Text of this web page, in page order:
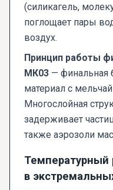
(силикагель,
поглощает пары
воздух.
Принцип работы
МК03 — финальная
материал с
Многослойная
задерживает
также аэрозоли
Температурный
в